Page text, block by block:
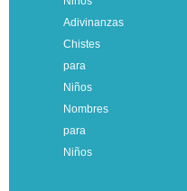
Adivinanzas
Chistes
para
Niños
Nombres
para
Niños